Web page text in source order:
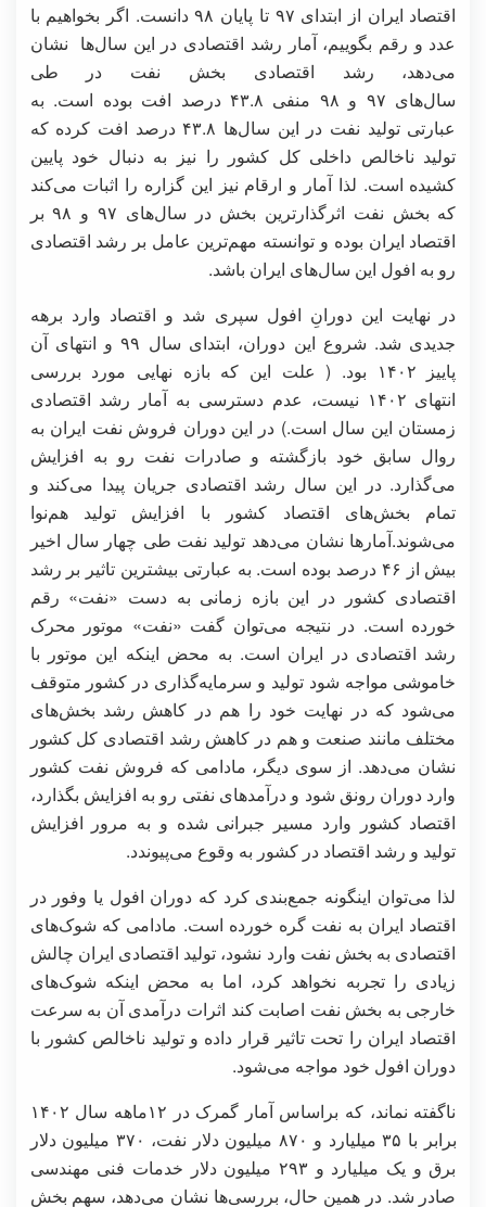
اقتصاد ایران از ابتدای ۹۷ تا پایان ۹۸ دانست. اگر بخواهیم با
عدد و رقم بگوییم، آمار رشد اقتصادی در این سال‌ها نشان
می‌دهد، رشد اقتصادی بخش نفت در طی
سال‌های ۹۷ و ۹۸ منفی ۴۳.۸ درصد افت بوده است. به
عبارتی تولید نفت در این سال‌ها ۴۳.۸ درصد افت کرده که
تولید ناخالص داخلی کل کشور را نیز به دنبال خود پایین
کشیده است. لذا آمار و ارقام نیز این گزاره را اثبات می‌کند
که بخش نفت اثرگذارترین بخش در سال‌های ۹۷ و ۹۸ بر
اقتصاد ایران بوده و توانسته مهم‌ترین عامل بر رشد اقتصادی
رو به افول این سال‌های ایران باشد.
در نهایت این دورانِ افول سپری شد و اقتصاد وارد برهه
جدیدی شد. شروع این دوران، ابتدای سال ۹۹ و انتهای آن
پاییز ۱۴۰۲ بود. ( علت این که بازه نهایی مورد بررسی
انتهای ۱۴۰۲ نیست، عدم دسترسی به آمار رشد اقتصادی
زمستان این سال است.) در این دوران فروش نفت ایران به
روال سابق خود بازگشته و صادرات نفت رو به افزایش
می‌گذارد. در این سال رشد اقتصادی جریان پیدا می‌کند و
تمام بخش‌های اقتصاد کشور با افزایش تولید هم‌نوا
می‌شوند.آمارها نشان می‌دهد تولید نفت طی چهار سال اخیر
بیش از ۴۶ درصد بوده است. به عبارتی بیشترین تاثیر بر رشد
اقتصادی کشور در این بازه زمانی به دست «نفت» رقم
خورده است. در نتیجه می‌توان گفت «نفت» موتور محرک
رشد اقتصادی در ایران است. به محض اینکه این موتور با
خاموشی مواجه شود تولید و سرمایه‌گذاری در کشور متوقف
می‌شود که در نهایت خود را هم در کاهش رشد بخش‌های
مختلف مانند صنعت و هم در کاهش رشد اقتصادی کل کشور
نشان می‌دهد. از سوی دیگر، مادامی که فروش نفت کشور
وارد دوران رونق شود و درآمدهای نفتی رو به افزایش بگذارد،
اقتصاد کشور وارد مسیر جبرانی شده و به مرور افزایش
تولید و رشد اقتصاد در کشور به وقوع می‌پیوندد.
لذا می‌توان اینگونه جمع‌بندی کرد که دوران افول یا وفور در
اقتصاد ایران به نفت گره خورده است. مادامی که شوک‌های
اقتصادی به بخش نفت وارد نشود، تولید اقتصادی ایران چالش
زیادی را تجربه نخواهد کرد، اما به محض اینکه شوک‌های
خارجی به بخش نفت اصابت کند اثرات درآمدی آن به سرعت
اقتصاد ایران را تحت تاثیر قرار داده و تولید ناخالص کشور با
دوران افول خود مواجه می‌شود.
ناگفته نماند، که براساس آمار گمرک در ۱۲ماهه سال ۱۴۰۲
برابر با ۳۵ میلیارد و ۸۷۰ میلیون دلار نفت، ۳۷۰ میلیون دلار
برق و یک میلیارد و ۲۹۳ میلیون دلار خدمات فنی مهندسی
صادر شد. در همین حال، بررسی‌ها نشان ‌می‌دهد، سهم بخش